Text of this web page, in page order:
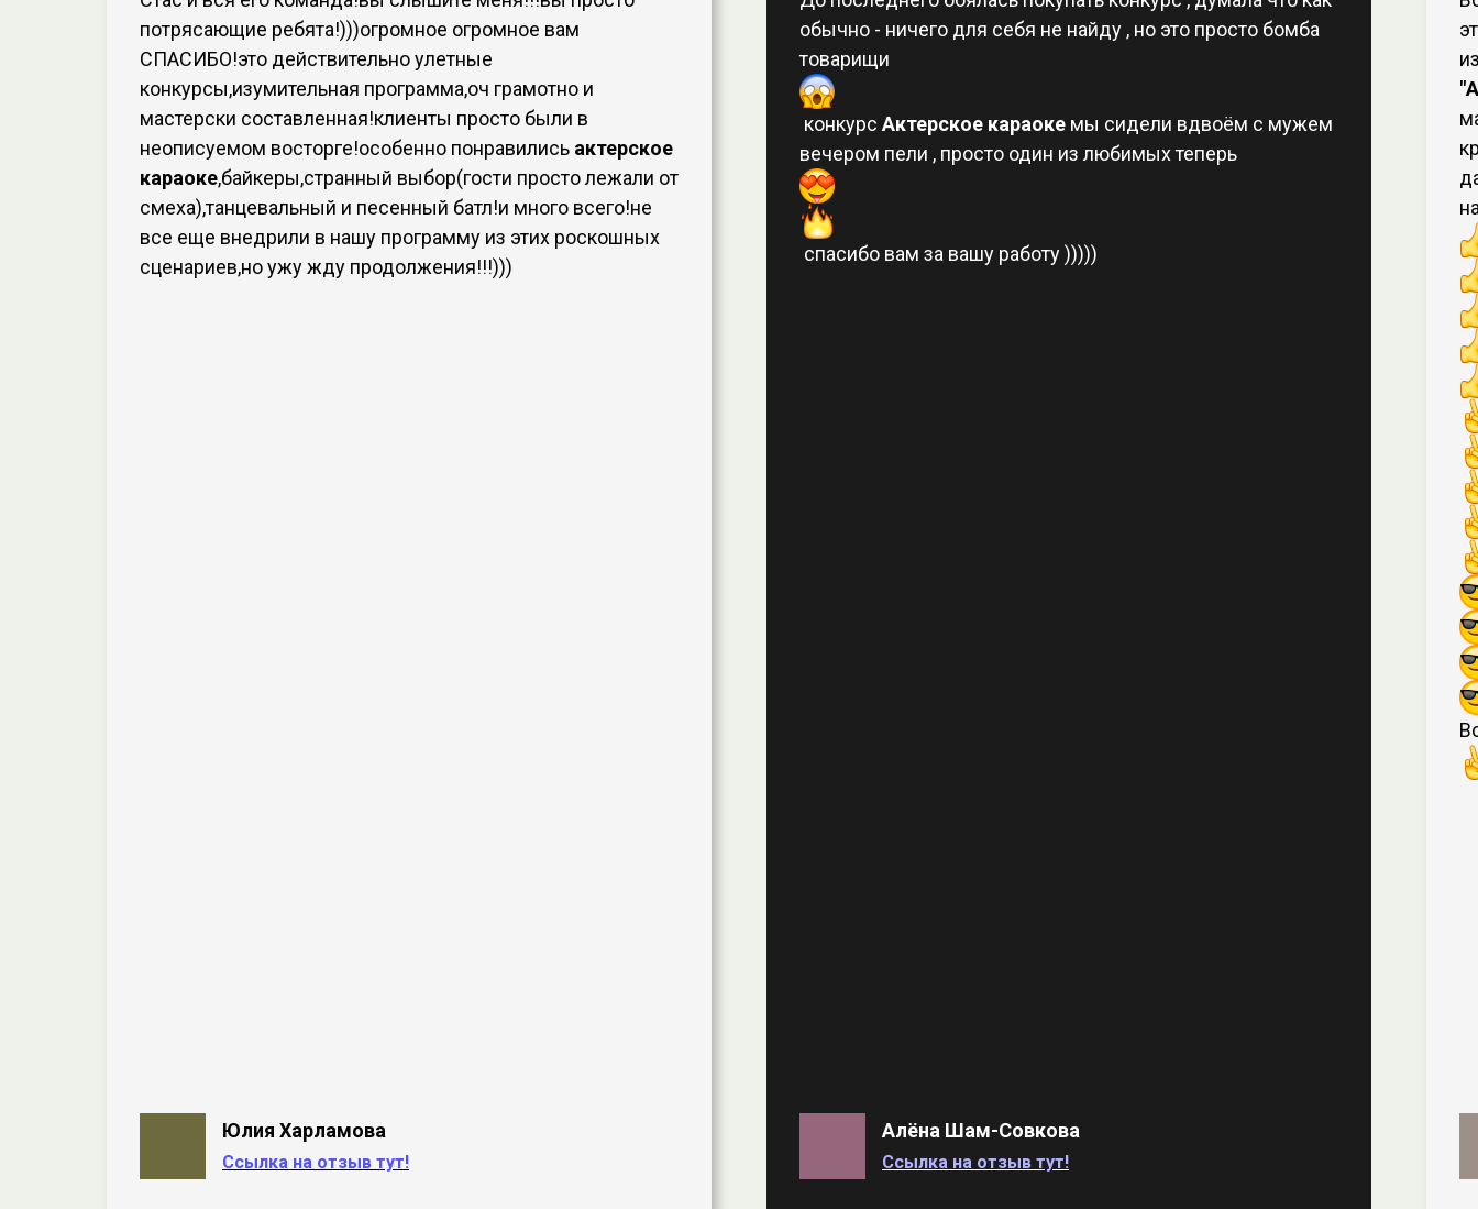
потрясающие ребята!)))огромное огромное вам
СПАСИБО!это действительно улетные
конкурсы,изумительная программа,оч грамотно и
мастерски составленная!клиенты просто были в
неописуемом восторге!особенно понравились актерское
караоке,байкеры,странный выбор(гости просто лежали от
смеха),танцевальный и песенный батл!и много всего!не
все еще внедрили в нашу программу из этих роскошных
сценариев,но ужу жду продолжения!!!)))
Юлия Харламова
Ссылка на отзыв тут!
обычно - ничего для себя не найду , но это просто бомба
товарищи
конкурс Актерское караоке мы сидели вдвоём с мужем
вечером пели , просто один из любимых теперь
спасибо вам за вашу работу )))))
Алёна Шам-Совкова
Ссылка на отзыв тут!